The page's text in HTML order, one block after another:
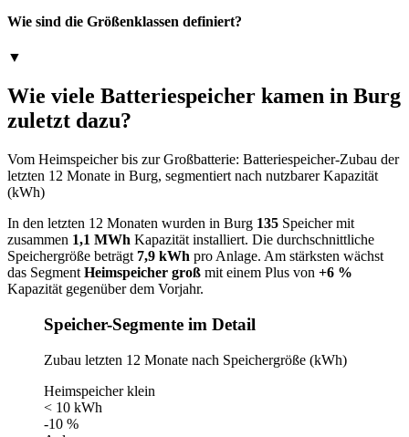
Wie sind die Größenklassen definiert?
▼
Wie viele Batteriespeicher kamen in Burg
zuletzt dazu?
Vom Heimspeicher bis zur Großbatterie: Batteriespeicher-Zubau der
letzten 12 Monate in Burg, segmentiert nach nutzbarer Kapazität
(kWh)
In den letzten 12 Monaten wurden in Burg 135 Speicher mit
zusammen 1,1 MWh Kapazität installiert. Die durchschnittliche
Speichergröße beträgt 7,9 kWh pro Anlage. Am stärksten wächst
das Segment Heimspeicher groß mit einem Plus von +6 %
Kapazität gegenüber dem Vorjahr.
Speicher-Segmente im Detail
Zubau letzten 12 Monate nach Speichergröße (kWh)
Heimspeicher klein
< 10 kWh
-10 %